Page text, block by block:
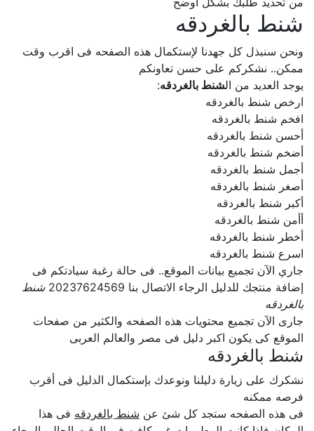
شنط بالغردقه
ونحن سنبذل كل جهدنا لإستكمال هذه الصفحه فى اقرب وقت
ممكن.. نشكركم على حسن تعاونكم
يوجد العديد من ال شنط بالغردقه:
ارخص شنط بالغردقه
افخم شنط بالغردقه
أحسن شنط بالغردقه
أضخم شنط بالغردقه
أجمل شنط بالغردقه
أصغر شنط بالغردقه
أكبر شنط بالغردقه
أأمن شنط بالغردقه
أخطر شنط بالغردقه
اسرع شنط بالغردقه
جاري الآن تجميع بيانات الموقع.. فى حالة رغبة سيادتكم فى
إضافة منتجك للدليل الرجاء الاتصال بنا 20237624569
شنط
بالغردقه
جارى الآن تجميع محتويات هذه الصفحه والكثير من صفحات
الموقع كى يكون اكبر دليل فى مصر والعالم العربى
شنط بالغردقه
نشكرك على زيارة دليلنا ونوعدك بإستكمال الدليل فى أقرب
فرصه ممكنه
فى هذه الصفحه ستجد كل شئ عنشنط بالغردقهفى هذا